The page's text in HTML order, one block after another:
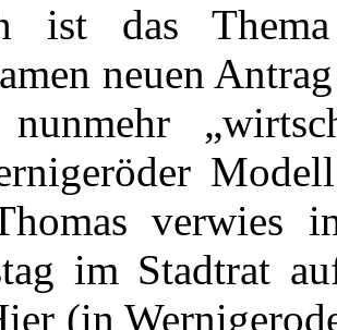
ist das
neuen
verwies
im Stadtrat
(in